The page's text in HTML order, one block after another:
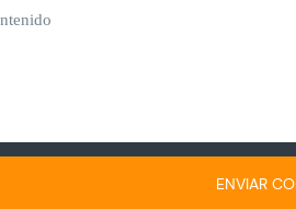
ENVIAR